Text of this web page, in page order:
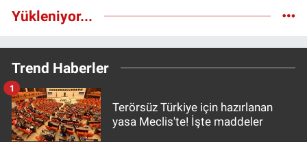
Yükleniyor...
Trend Haberler
Terörsüz Türkiye için hazırlanan
yasa Meclis'te! İşte maddeler
1